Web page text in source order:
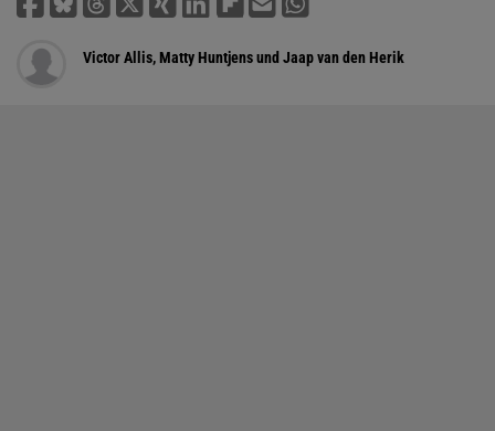
Victor Allis, Matty Huntjens und Jaap van den Herik